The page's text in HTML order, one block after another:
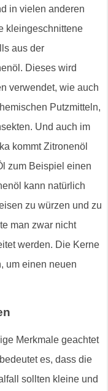
in vielen anderen
kleingeschnittene
aus der
Dieses wird
verwendet, wie auch
Putzmitteln,
Und auch im
kommt Zitronenöl
zum Beispiel einen
kann natürlich
zu würzen und zu
man zwar nicht
werden. Die Kerne
um einen neuen
Merkmale geachtet
es, dass die
sollten kleine und